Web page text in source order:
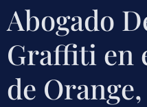
Abogado
Graffiti en
de Orange,